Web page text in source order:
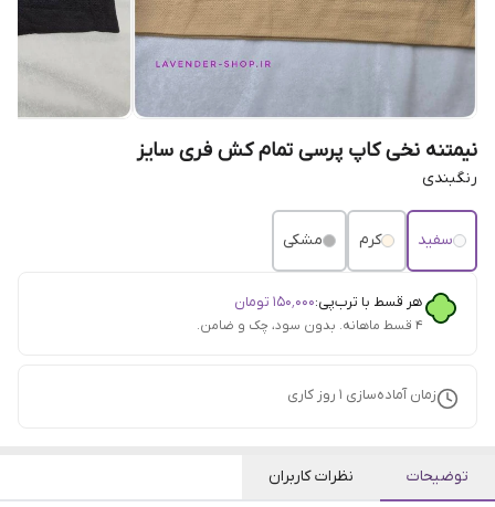
نیمتنه نخی کاپ پرسی تمام کش فری سایز
رنگبندی
سفید کرم مشکی
هر قسط با ترب‌پی:۱۵۰٬۰۰۰ تومان
۴ قسط ماهانه. بدون سود، چک و ضامن.
زمان آماده‌سازی 1 روز کاری
توضیحات نظرات کاربران